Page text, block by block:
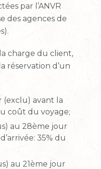
par l’ANVR
des agences de
charge du client,
réservation d’un
(exclu) avant la
coût du voyage;
au 28ème jour
35% du
au 21ème jour